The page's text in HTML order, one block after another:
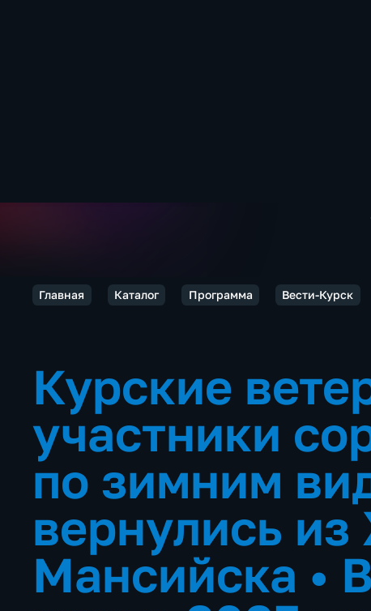
Главная Каталог Программа Вести-Курск
Курские
участники
по зимним
вернулись
Мансийска •